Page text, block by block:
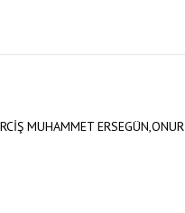
MUHAMMET ERSEGÜN,ONUR